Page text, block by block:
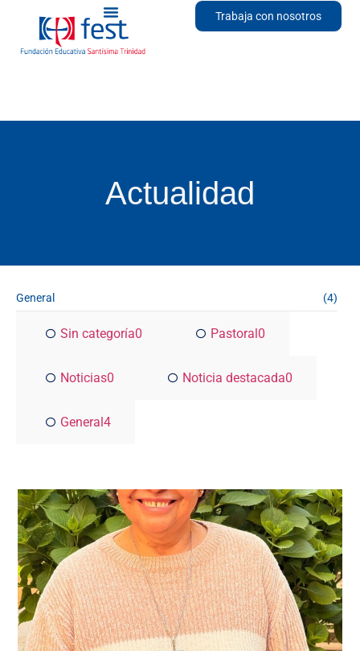
Trabaja con nosotros
Actualidad
General (4)
Sin categoría0 Pastoral0
Noticias0 Noticia destacada0
General4